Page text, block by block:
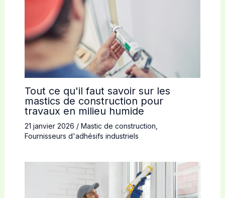
Tout ce qu'il faut savoir sur les
mastics de construction pour
travaux en milieu humide
21 janvier 2026 / Mastic de construction
Fournisseurs d'adhésifs industriels